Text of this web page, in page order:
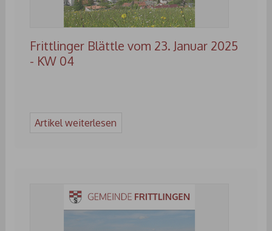
Frittlinger Blättle vom 23. Januar 2025
- KW 04
Artikel weiterlesen